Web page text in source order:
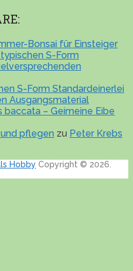
Bonsai für Einsteiger
S-Form
S-Form Standardeinerlei
Ausgangsmaterial
baccata – Geimeine Eibe
pflegen zu Peter Krebs
Hobby Copyright © 2026.